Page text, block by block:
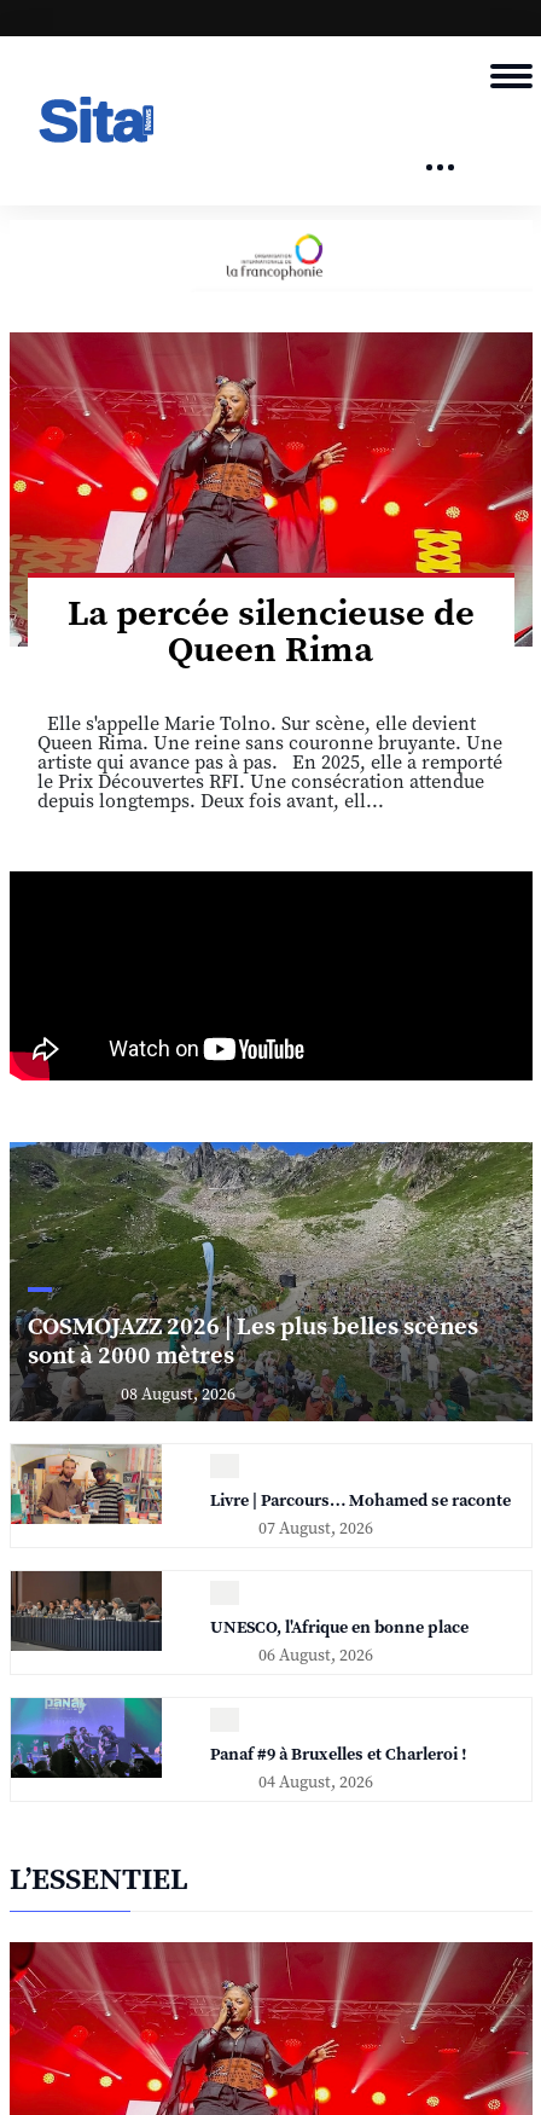
La percée silencieuse de
Queen Rima
Elle s'appelle Marie Tolno. Sur scène, elle devient
Queen Rima. Une reine sans couronne bruyante. Une
artiste qui avance pas à pas. En 2025, elle a remporté
le Prix Découvertes RFI. Une consécration attendue
depuis longtemps. Deux fois avant, ell...
COSMOJAZZ 2026 | Les plus belles scènes
sont à 2000 mètres
08 August, 2026
Livre | Parcours… Mohamed se raconte
07 August, 2026
UNESCO, l'Afrique en bonne place
06 August, 2026
Panaf #9 à Bruxelles et Charleroi !
04 August, 2026
L’ESSENTIEL